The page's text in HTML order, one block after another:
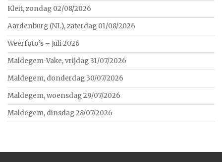
Kleit, zondag 02/08/2026
Aardenburg (NL), zaterdag 01/08/2026
Weerfoto’s – Juli 2026
Maldegem-Vake, vrijdag 31/07/2026
Maldegem, donderdag 30/07/2026
Maldegem, woensdag 29/07/2026
Maldegem, dinsdag 28/07/2026